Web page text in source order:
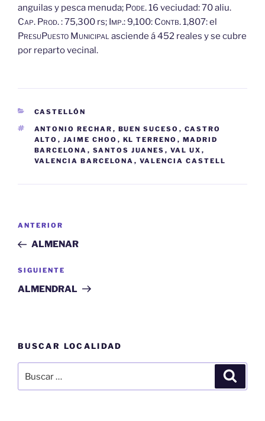
anguilas y pesca menuda; Pode.16 veciudad: 70 aliu.
Cap. Prod.: 75,300 rs; Imp.:9,100: Contb.1,807: el
PresuPuesto Municipalasciende á 452 reales y se cubre
por reparto vecinal.
CATEGORÍAS
CASTELLÓN
ETIQUETAS
ANTONIO RECHAR , BUEN SUCESO , CASTRO
ALTO , JAIME CHOO , KL TERRENO , MADRID
BARCELONA , SANTOS JUANES , VAL UX ,
VALENCIA BARCELONA , VALENCIA CASTELL
Navegación
entradas
Entrada
anterior:
ANTERIOR
ALMENAR
Siguiente
entrada
SIGUIENTE
ALMENDRAL
BUSCAR LOCALIDAD
por: